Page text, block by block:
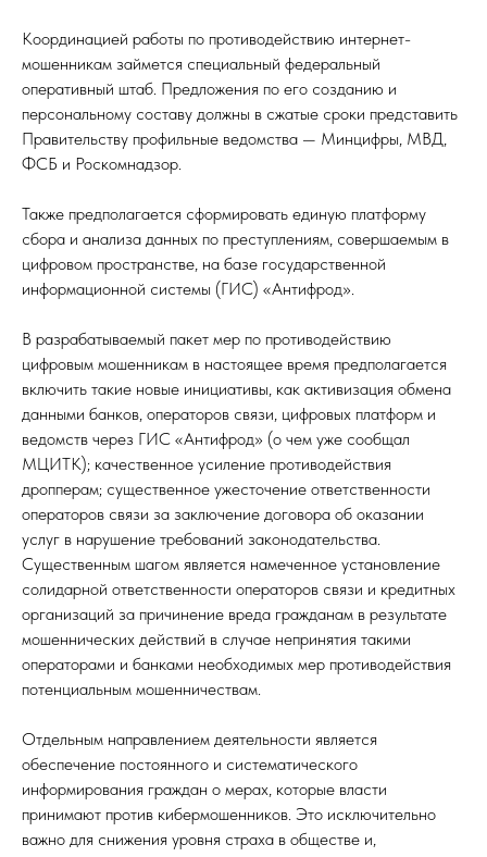
Координацией работы по противодействию интернет-
мошенникам займется специальный федеральный
оперативный штаб. Предложения по его созданию и
персональному составу должны в сжатые сроки представить
Правительству профильные ведомства — Минцифры, МВД,
ФСБ и Роскомнадзор.
Также предполагается сформировать единую платформу
сбора и анализа данных по преступлениям, совершаемым в
цифровом пространстве, на базе государственной
информационной системы (ГИС) «Антифрод».
В разрабатываемый пакет мер по противодействию
цифровым мошенникам в настоящее время предполагается
включить такие новые инициативы, как активизация обмена
данными банков, операторов связи, цифровых платформ и
ведомств через ГИС «Антифрод» (о чем уже сообщал
МЦИТК); качественное усиление противодействия
дропперам; существенное ужесточение ответственности
операторов связи за заключение договора об оказании
услуг в нарушение требований законодательства.
Существенным шагом является намеченное установление
солидарной ответственности операторов связи и кредитных
организаций за причинение вреда гражданам в результате
мошеннических действий в случае непринятия такими
операторами и банками необходимых мер противодействия
потенциальным мошенничествам.
Отдельным направлением деятельности является
обеспечение постоянного и систематического
информирования граждан о мерах, которые власти
принимают против кибермошенников. Это исключительно
важно для снижения уровня страха в обществе и,